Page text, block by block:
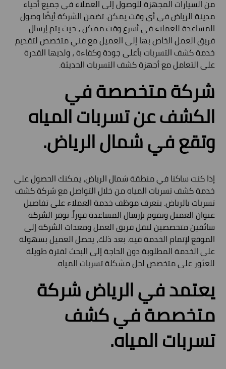
من السيارات المجهزة للوصول إلى العملاء في جميع أحياء
مدينة الرياض في أي وقت يمكن. تضمن الشركة أيضًا وصول
المساعدة للعملاء في أسرع وقت ممكن ، حيث يتم إرسال
فريق العمل الخاص بها إلى العميل مع فني متخصص لتقديم
خدمة كشف التسربات بأعلى جودة وكفاءة ، ولديها القدرة
على التعامل مع أجهزة كشف التسربات الحديثة.
شركة متخصصة في
الكشف عن تسربات المياه
وتقع في شمال الرياض.
إذا كنت ساكنا في منطقة شمال الرياض، يمكنك الحصول على
خدمة كشف تسربات المياه من خلال التواصل مع شركة كشف
تسربات بالرياض. يتعرف موظف خدمة العملاء على تفاصيل
عنوان العميل ويقوم بإرسال المساعدة فوراً. توفر الشركة
سائقين متخصصين لنقل فريق العمل ومعدات الشركة إلى
الموقع لإتمام الخدمة فيه. بعد ذلك، يحصل العميل بسهولة
على الخدمة المطلوبة دون الحاجة إلى البحث لفترة طويلة
للعثور على متخصص لحل مشكلة تسربات المياه.
يعتمد في الرياض شركة
متخصصة في كشف
تسربات المياه.